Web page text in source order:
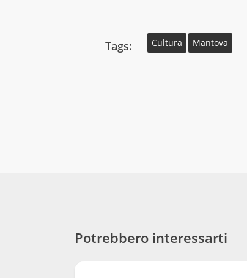
Tags: Cultura Mantova
Potrebbero interessarti